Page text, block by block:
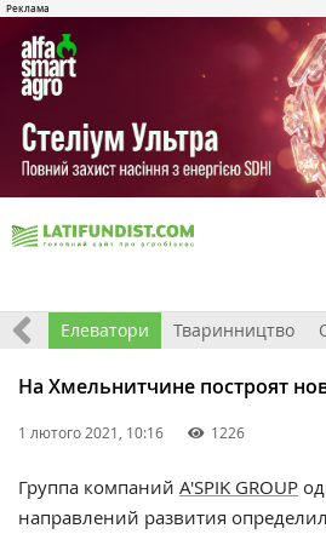
Елеватори Тваринництво
На Хмельнитчине построят
1 лютого 2021, 10:16 1226
Группа компаний A'SPIK GROUP
направлений развития